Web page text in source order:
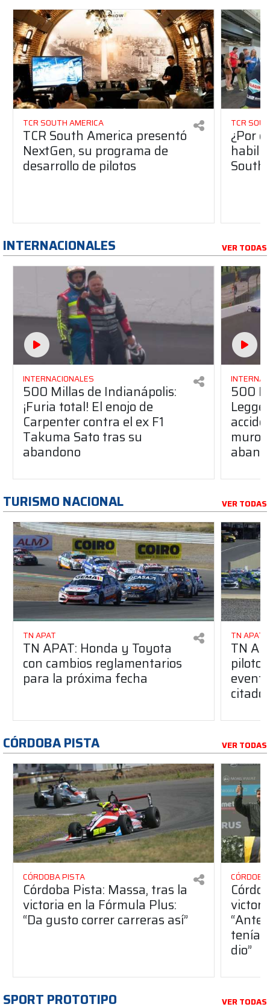
TCR SOUTH AMERICA
TCR South America presentó
NextGen, su programa de
desarrollo de pilotos
TCR
¿Por
South
INTERNACIONALES VER TODAS
INTERNACIONALES
500 Millas de Indianápolis:
¡Furia total! El enojo de
Carpenter contra el ex F1
Takuma Sato tras su
abandono
500
muro
TURISMO NACIONAL VER TODAS
TN APAT
TN APAT: Honda y Toyota
con cambios reglamentarios
para la próxima fecha
TN APAT
TN
piloto
citado
CÓRDOBA PISTA VER TODAS
CÓRDOBA PISTA
Córdoba Pista: Massa, tras la
victoria en la Fórmula Plus:
“Da gusto correr carreras así”
dio”
SPORT PROTOTIPO VER TODAS